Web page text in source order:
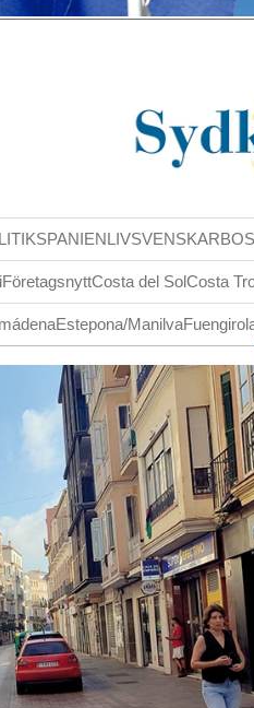
SPANIENLIVSVENSKAR
FöretagsnyttCosta del SolCosta
Estepona/Manilva